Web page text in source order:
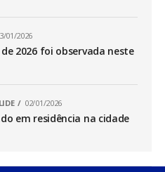
01/2026
2026 foi observada neste
02/01/2026
em residência na cidade